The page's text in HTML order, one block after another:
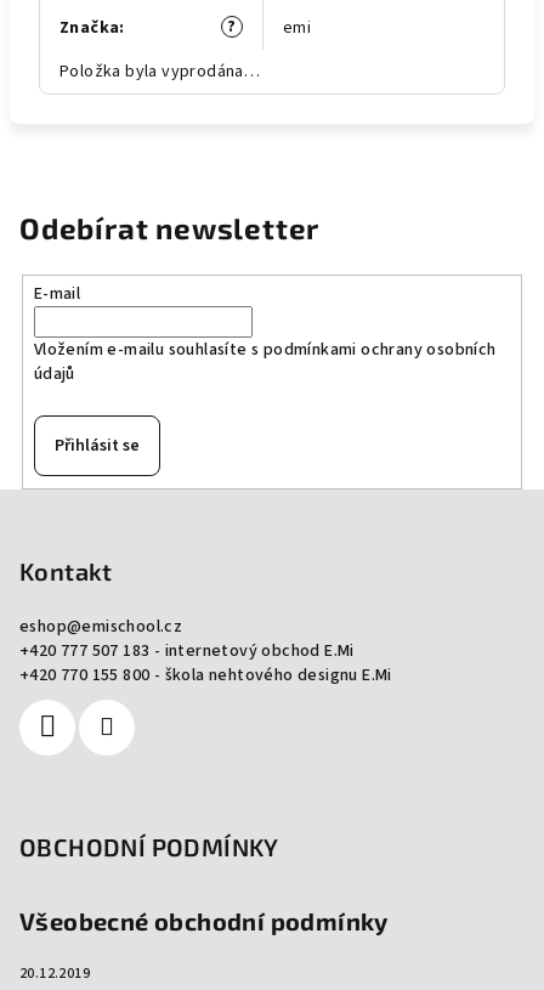
?
Značka:
emi
Položka byla vyprodána…
Odebírat newsletter
E-mail
Vložením e-mailu souhlasíte s podmínkami ochrany osobních
údajů
Přihlásit se
Kontakt
eshop@emischool.cz
+420 777 507 183 - internetový obchod E.Mi
+420 770 155 800 - škola nehtového designu E.Mi
OBCHODNÍ PODMÍNKY
Všeobecné obchodní podmínky
20.12.2019